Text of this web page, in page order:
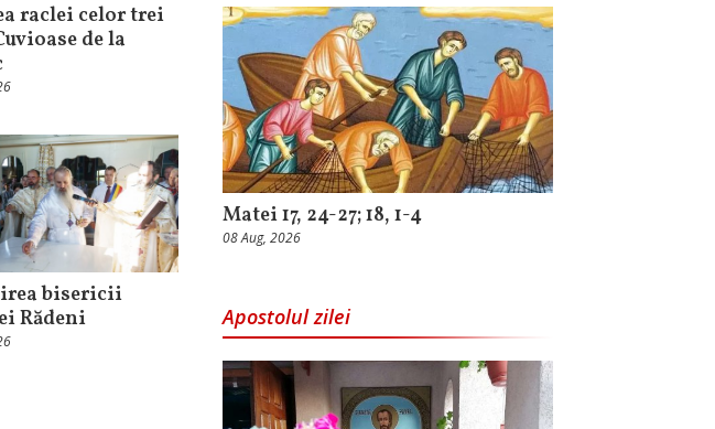
raclei celor trei
de la
bisericii
Rădeni
Matei 17, 24-27; 18, 1-4
08 Aug, 2026
Apostolul zilei